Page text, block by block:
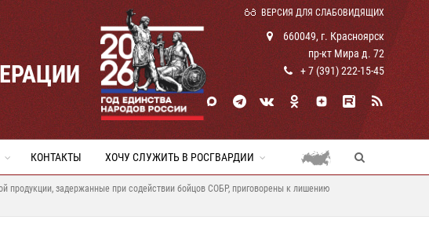
ВЕРСИЯ ДЛЯ СЛАБОВИДЯЩИХ
660049, г. Красноярск
пр-кт Мира д. 72
+ 7 (391) 222-15-45
КОНТАКТЫ ХОЧУ СЛУЖИТЬ В РОСГВАРДИИ
продукции, задержанные при содействии бойцов СОБР, приговорены к лишению